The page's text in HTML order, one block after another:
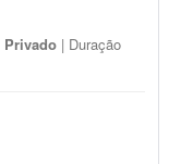
Privado | Duração